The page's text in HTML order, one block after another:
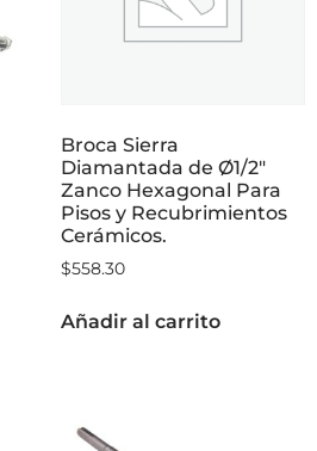
Broca Sierra
Diamantada de Ø1/2″
Zanco Hexagonal Para
Pisos y Recubrimientos
Cerámicos.
$558.30
Añadir al carrito